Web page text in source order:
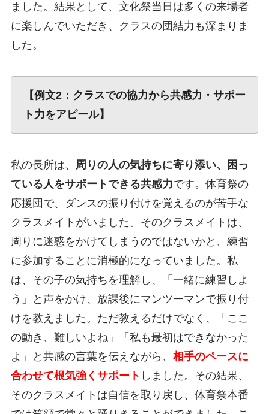
ました。結果として、文化祭当日は多くの来場者
に楽しんでいただき、クラスの団結力も深まりま
した。
【例文2：クラスでの協力から共感力・サポー
ト力をアピール】
私の長所は、
周りの人の気持ちに寄り添い、困っ
ている人をサポートできる共感力です。体育祭の
応援団で、ダンスの振り付けを覚えるのが苦手な
クラスメイトがいました。そのクラスメイトは、
周りに迷惑をかけてしまうのではないかと、練習
に参加することに消極的になっていました。私
は、その子の気持ちを理解し、「一緒に練習しよ
う」と声をかけ、放課後にマンツーマンで振り付
けを教えました。ただ教えるだけでなく、「ここ
の動き、難しいよね」「私も最初はできなかった
よ」と共感の言葉を伝えながら、 相手のペースに
合わせて根気強くサポート しました。その結果、
そのクラスメイトは自信を取り戻し、体育祭本番